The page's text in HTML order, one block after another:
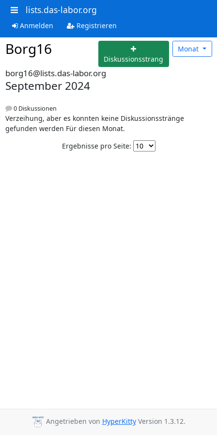
lists.das-labor.org
Anmelden Registrieren
Borg16
Diskussionsstrang
Monat
borg16@lists.das-labor.org
September 2024
0 Diskussionen
Verzeihung, aber es konnten keine Diskussionsstränge
gefunden werden Für diesen Monat.
Ergebnisse pro Seite:
Angetrieben von HyperKittyVersion 1.3.12.